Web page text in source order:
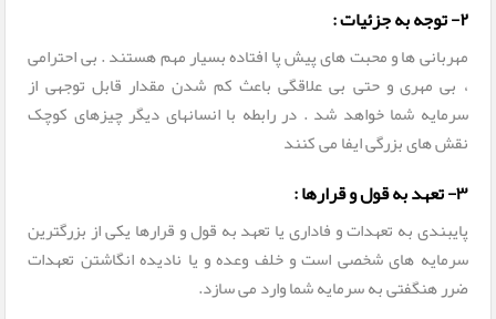
۲- توجه به جزئیات :
مهربانی ها و محبت های پیش پا افتاده بسیار مهم هستند . بی احترامی
، بی مهری و حتی بی علاقگی باعث کم شدن مقدار قابل توجهی از
سرمایه شما خواهد شد . در رابطه با انسانهای دیگر چیزهای کوچک
نقش های بزرگی ایفا می کنند
۳- تعهد به قول و قرارها :
پایبندی به تعهدات و فاداری یا تعهد به قول و قرارها یکی از بزرگترین
سرمایه های شخصی است و خلف وعده و یا نادیده انگاشتن تعهدات
ضرر هنگفتی به سرمایه شما وارد می سازد.